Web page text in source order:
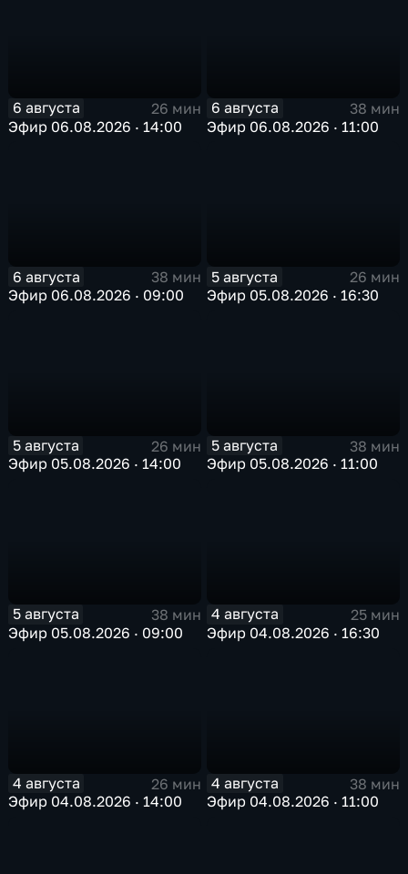
6 августа
26 мин
Эфир 06.08.2026 · 14:00
6 августа
38 мин
Эфир 06.08.2026 · 11:00
6 августа
38 мин
Эфир 06.08.2026 · 09:00
5 августа
26 мин
Эфир 05.08.2026 · 16:30
5 августа
26 мин
Эфир 05.08.2026 · 14:00
5 августа
38 мин
Эфир 05.08.2026 · 11:00
5 августа
38 мин
Эфир 05.08.2026 · 09:00
4 августа
25 мин
Эфир 04.08.2026 · 16:30
4 августа
26 мин
Эфир 04.08.2026 · 14:00
4 августа
38 мин
Эфир 04.08.2026 · 11:00